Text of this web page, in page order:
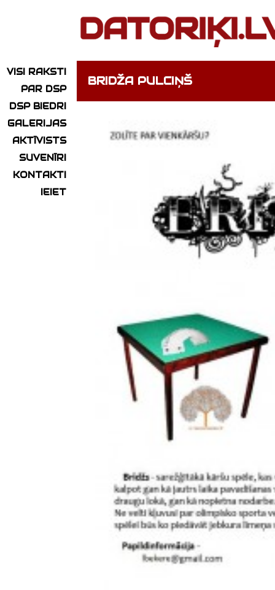
VISI RAKSTI
PAR DSP
DSP BIEDRI
GALERIJAS
AKTĪVISTS
SUVENĪRI
KONTAKTI
IEIET
BRIDŽA PULCIŅŠ